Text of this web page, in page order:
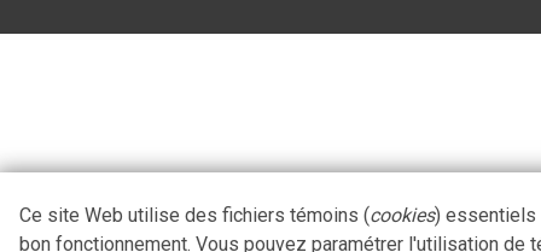
Ce site Web utilise des fichiers témoins (cookies) essentiels
bon fonctionnement. Vous pouvez paramétrer l'utilisation de